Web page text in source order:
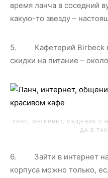
время ланча в соседний
какую-то звезду –
5. Кафетерий Birbeck
скидки на питание –
ЛАНЧ, ИНТЕРНЕТ, ОБЩЕНИЕ С
ДА В
6. Зайти в интернет на
корпуса можно только,